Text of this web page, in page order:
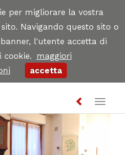
per migliorare la vostra
Navigando questo sito o
l'utente accetta di
cookie.
maggiori
accetta
Toggle